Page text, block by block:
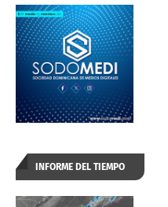
INFORME DEL TIEMPO